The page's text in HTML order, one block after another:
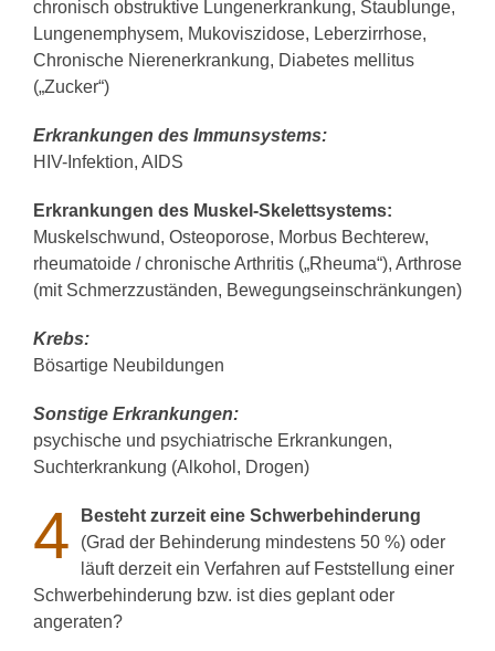
chronisch obstruktive Lungenerkrankung, Staublunge,
Lungenemphysem, Mukoviszidose, Leberzirrhose,
Chronische Nierenerkrankung, Diabetes mellitus
(„Zucker“)
Erkrankungen des Immunsystems:
HIV-Infektion, AIDS
Erkrankungen des Muskel-Skelettsystems:
Muskelschwund, Osteoporose, Morbus Bechterew,
rheumatoide / chronische Arthritis („Rheuma“), Arthrose
(mit Schmerzzuständen, Bewegungseinschränkungen)
Krebs:
Bösartige Neubildungen
Sonstige Erkrankungen:
psychische und psychiatrische Erkrankungen,
Suchterkrankung (Alkohol, Drogen)
4
Besteht zurzeit eine Schwerbehinderung
(Grad der Behinderung mindestens 50 %) oder
läuft derzeit ein Verfahren auf Feststellung einer
Schwerbehinderung bzw. ist dies geplant oder
angeraten?